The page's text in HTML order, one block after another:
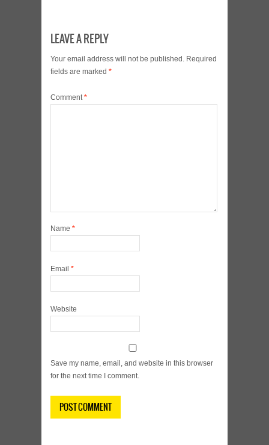
LEAVE A REPLY
Your email address will not be published. Required
fields are marked *
Comment*
Name *
Email *
Website
Save my name, email, and website in this browser
for the next time I comment.